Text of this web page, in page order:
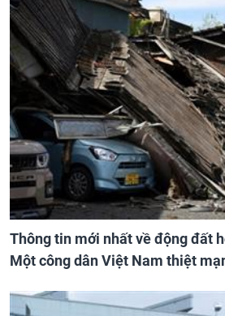
Thông tin mới nhất về động đất
Một công dân Việt Nam thiệt